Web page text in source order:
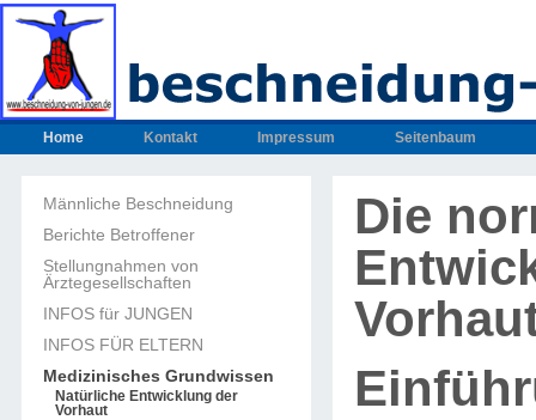
Home Kontakt Impressum Seitenbaum
Männliche Beschneidung
Berichte Betroffener
Stellungnahmen von
Ärztegesellschaften
INFOS für JUNGEN
INFOS FÜR ELTERN
Medizinisches Grundwissen
Natürliche Entwicklung der
Vorhaut
Die